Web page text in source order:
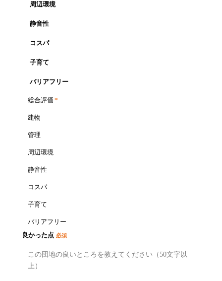
周辺環境
静音性
コスパ
子育て
バリアフリー
総合評価 *
建物
管理
周辺環境
静音性
コスパ
子育て
バリアフリー
良かった点 必須